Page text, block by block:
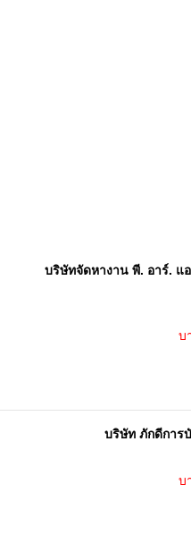
บริษัทจัดหางาน พี. อาร์. แ
บ
บริษัท ภักดีการ
บ